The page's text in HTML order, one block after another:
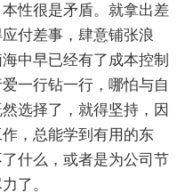
性很是矛盾。就拿出差
付差事，肆意铺张浪
中早已经有了成本控制
一行钻一行，哪怕与自
选择了，就得坚持，因
，总能学到有用的东
什么，或者是为公司节
了。